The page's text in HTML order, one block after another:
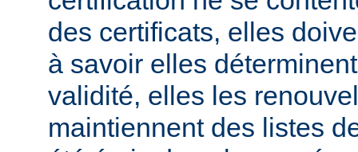
des certificats, elles
à savoir elles
validité, elles les
maintiennent des listes